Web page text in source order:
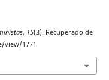
, 15(3). Recuperado de
view/1771